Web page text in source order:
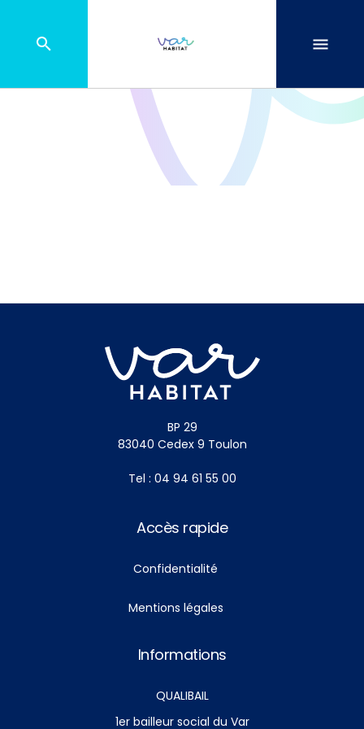
BP 29
83040 Cedex 9 Toulon
Tel : 04 94 61 55 00
Accès rapide
Confidentialité
Mentions légales
Informations
QUALIBAIL
1er bailleur social du Var